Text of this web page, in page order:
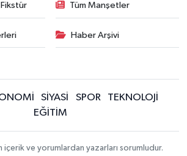
Tüm Manşetler
Haber Arşivi
SİYASİ SPOR
TEKNOLOJİ
EĞİTİM
içerik ve yorumlardan yazarları sorumludur.